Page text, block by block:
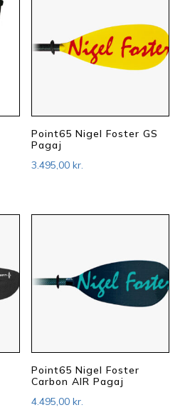
Point65 Nigel Foster GS
Pagaj
3.495,00kr.
Point65 Nigel Foster
Carbon AIR Pagaj
4.495,00kr.